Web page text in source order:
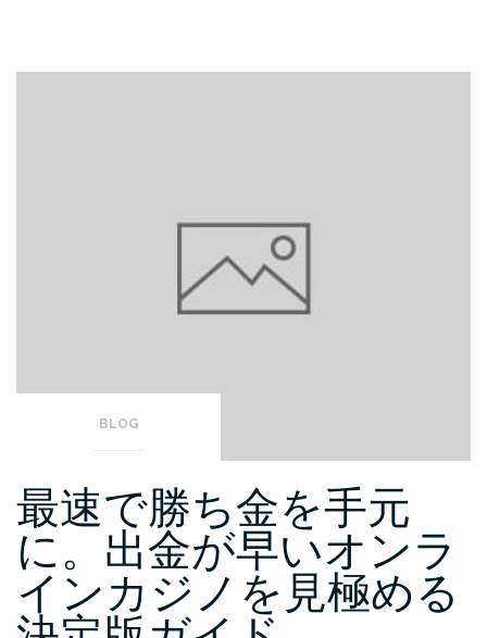
BLOG
最速で勝ち金を手元
に。出金が早いオンラ
インカジノを見極める